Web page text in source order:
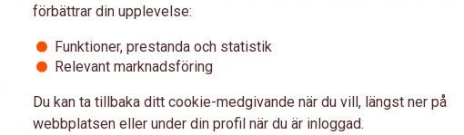
du först godkänna cookies för Funktioner, prestanda och statistik.
förbättrar din upplevelse:
Funktioner, prestanda och statistik
Relevant marknadsföring
Du kan ta tillbaka ditt cookie-medgivande när du vill, längst ner på
webbplatsen eller under din profil när du är inloggad.